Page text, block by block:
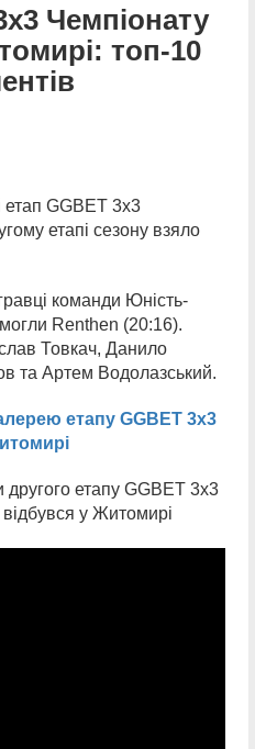
Чемпіонату
топ-10
GGBET 3х3
етапі сезону взяло
команди Юність-
Renthen (20:16).
Товкач, Данило
та Артем Водолазський.
етапу GGBET 3х3
другого етапу GGBET 3x3
у Житомирі